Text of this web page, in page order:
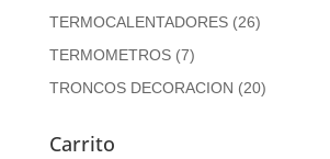
TERMOCALENTADORES (26)
TERMOMETROS (7)
TRONCOS DECORACION (20)
Carrito